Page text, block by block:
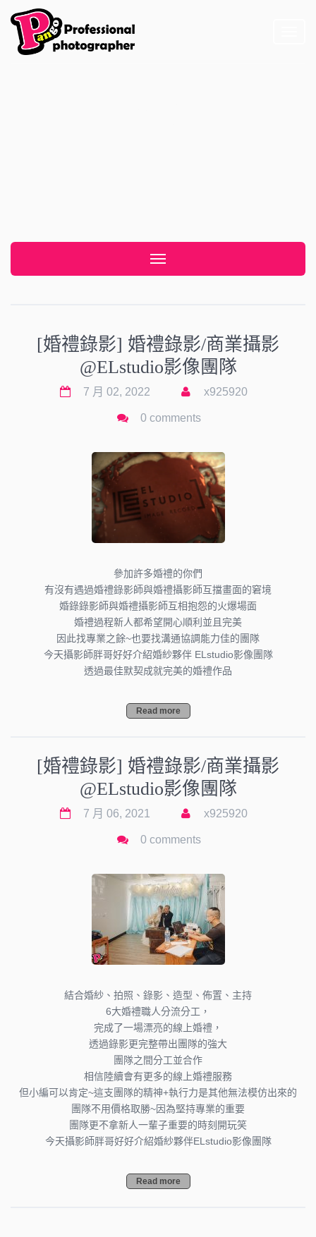
Toggle navigation
[婚禮錄影] 婚禮錄影/商業攝影
@ELstudio影像團隊
7 月 02, 2022 x925920
0 comments
參加許多婚禮的你們
有沒有遇過婚禮錄影師與婚禮攝影師互擋畫面的窘境
婚錄錄影師與婚禮攝影師互相抱怨的火爆場面
婚禮過程新人都希望開心順利並且完美
因此找專業之餘~也要找溝通協調能力佳的團隊
今天攝影師胖哥好好介紹婚紗夥伴 ELstudio影像團隊
透過最佳默契成就完美的婚禮作品
Read more
[婚禮錄影] 婚禮錄影/商業攝影
@ELstudio影像團隊
7 月 06, 2021 x925920
0 comments
結合婚紗、拍照、錄影、造型、佈置、主持
6大婚禮職人分流分工，
完成了一場漂亮的線上婚禮，
透過錄影更完整帶出團隊的強大
團隊之間分工並合作
相信陸續會有更多的線上婚禮服務
但小編可以肯定~這支團隊的精神+執行力是其他無法模仿出來的
團隊不用價格取勝~因為堅持專業的重要
團隊更不拿新人一輩子重要的時刻開玩笑
今天攝影師胖哥好好介紹婚紗夥伴ELstudio影像團隊
Read more